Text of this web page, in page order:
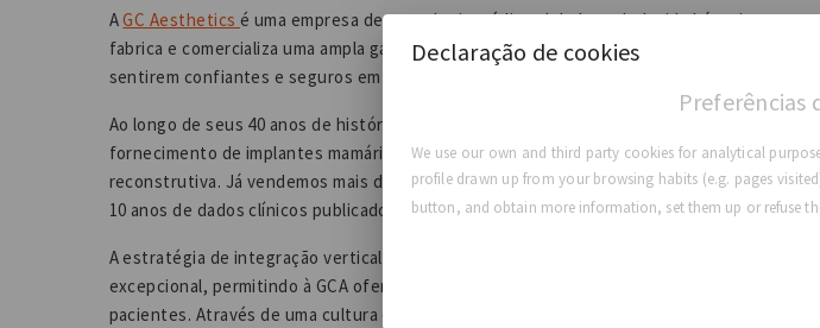
AGC Aesthetics é uma empresa de tecnologia médica global estabelecida há muito
fabrica e comercializa uma ampla gama de produtos estéticos proprietários que permitem
sentirem confiantes e seguros em sua jornada de vida pessoal.
Ao longo de seus 40 anos de história, a GCA tem se dedicado ao avanço da ciência da
fornecimento de implantes mamários de alta qualidade para aumento dos seios e cirurgia
reconstrutiva. Já vendemos mais de 3 milhões de implantes em 70 países e nossos
10 anos de dados clínicos publicados demonstrando segurança e eficácia clínica
A estratégia de integração vertical da empresa permite um desempenho clínico,
excepcional, permitindo à GCA oferecer produtos diferenciados competitivamente para
pacientes. Através de uma cultura de inovação contínua e dedicação ao atendimento ao
Declaração de cookies
Preferências
We use our own and third party cookies for analytical
profile drawn up from your browsing habits (e.g. pages
button, and obtain more information, set them up or refuse